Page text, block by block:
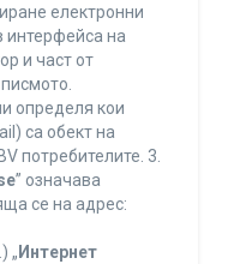
електронни
интерфейса на
и част от
определя кои
са обект на
потребителите. 3.
” означава
се на адрес:
„ Интернет